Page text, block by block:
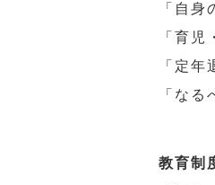
「自
「育
「定
「な
教育制